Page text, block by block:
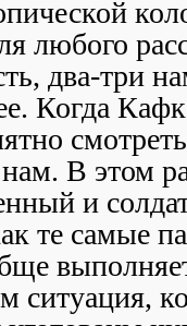
любого
два-три
Когда
нам. В этом
и
те самые
ситуация,